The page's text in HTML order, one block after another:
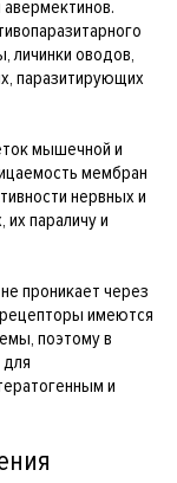
личинки оводов,
паразитирующих
мышечной и
мембран
нервных и
параличу и
проникает через
имеются
поэтому в
и